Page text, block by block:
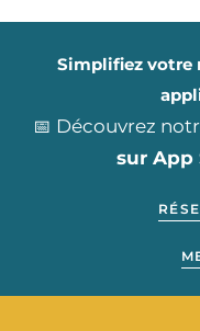
Simplifiez votre
📅 Découvrez
sur App